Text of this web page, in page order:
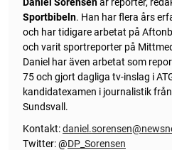
Sportbibeln. Han har flera års
och har tidigare arbetat på
och varit sportreporter på
Daniel har även arbetat som
75 och gjort dagliga tv-inslag i
kandidatexamen i journalistik
Sundsvall.
Kontakt:
Twitter: @DP_Sorensen